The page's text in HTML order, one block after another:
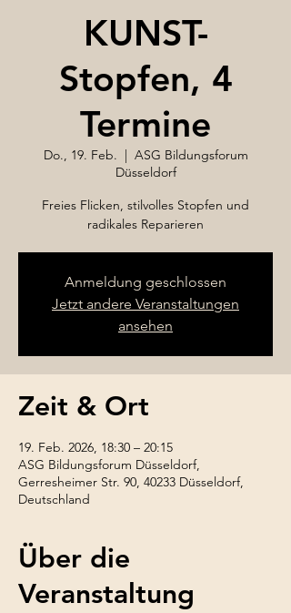
KUNST-
Stopfen, 4
Termine
Do., 19. Feb.
  |
ASG Bildungsforum
Düsseldorf
Freies Flicken, stilvolles Stopfen und
radikales Reparieren
Anmeldung geschlossen
Jetzt andere Veranstaltungen
ansehen
Zeit & Ort
19. Feb. 2026, 18:30 – 20:15
ASG Bildungsforum Düsseldorf,
Gerresheimer Str. 90, 40233 Düsseldorf,
Deutschland
Über die
Veranstaltung